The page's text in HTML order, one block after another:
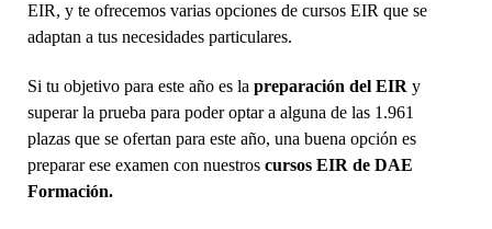
EIR, y te ofrecemos varias opciones de cursos EIR que se
adaptan a tus necesidades particulares.
Si tu objetivo para este año es la preparación del EIR y
superar la prueba para poder optar a alguna de las 1.961
plazas que se ofertan para este año, una buena opción es
preparar ese examen con nuestros cursos EIR de DAE
Formación.